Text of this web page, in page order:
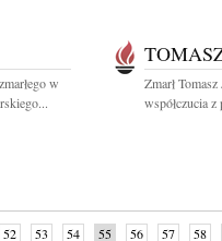
w
Zmarł
współczucia
52 53 54 55 56 57 58